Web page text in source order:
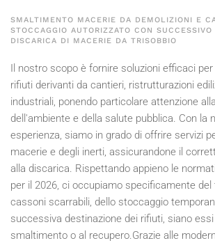
SMALTIMENTO MACERIE DA DEMOLIZIONI E
STOCCAGGIO AUTORIZZATO CON
DISCARICA DI MACERIE DA TRISOBBIO
Il nostro scopo è fornire soluzioni efficaci
rifiuti derivanti da cantieri, ristrutturazioni
industriali, ponendo particolare attenzione
dell'ambiente e della salute pubblica. Con la
esperienza, siamo in grado di offrire servizi
macerie e degli inerti, assicurandone il
alla discarica. Rispettando appieno le
per il 2026, ci occupiamo specificamente
cassoni scarrabili, dello stoccaggio
successiva destinazione dei rifiuti, siano
smaltimento o al recupero.Grazie alle